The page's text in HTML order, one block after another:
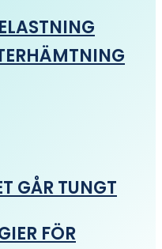
GÅR TUNGT
FÖR